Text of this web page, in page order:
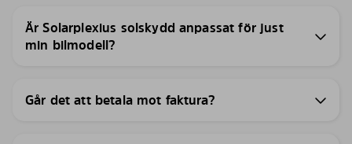
Är Solarplexius solskydd anpassat för just
min bilmodell?
Går det att betala mot faktura?